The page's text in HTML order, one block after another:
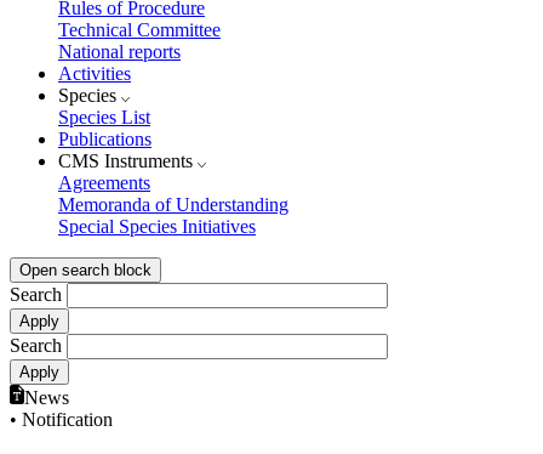
Rules of Procedure
Technical Committee
National reports
Activities
Species
Species List
Publications
CMS Instruments
Agreements
Memoranda of Understanding
Special Species Initiatives
Open search block
Search
Search
News
• Notification